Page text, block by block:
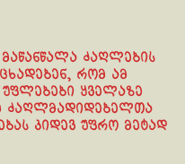
ძაღლების
რომ ამ
უფლებები ყველაზე
ძაღლმადიდებელთა
კიდევ უფრო მეტად